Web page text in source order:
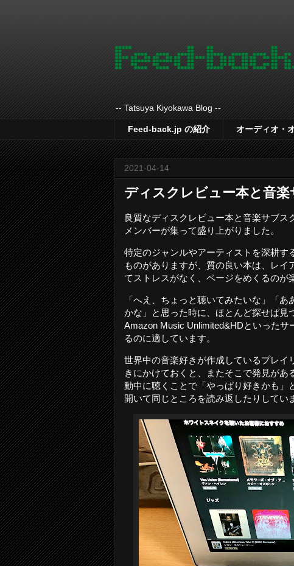
-- Tatsuya Kiyokawa Blog --
Feed-back.jp の紹介 オーディオ・
2021-04-14
ディスクレビュー本と音楽
良質なディスクレビュー本と音楽サブ
メンバーが集って盛り上がりました。
特定のジャンルやアーティストを深耕
ものがありますが、質の良い本は、レ
てストレスがなく、ページをめくるのが
「へえ、ちょっと聴いてみたいな」「
かな」と思った時に、ほとんど探せば見
Amazon Music Unlimited&HDといった
るのに適しています。
世界中の音楽好きが作成しているプレイ
きにかけておくと、またそこで発見が
動中に聴くことで「やっぱり好きかも」
開いて同じところを読み返したりしてい